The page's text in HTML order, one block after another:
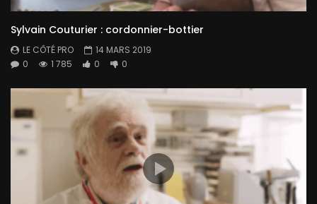
Sylvain Couturier : cordonnier-bottier
LE CÔTÉ PRO
14 MARS 2019
0
1 785 0 0